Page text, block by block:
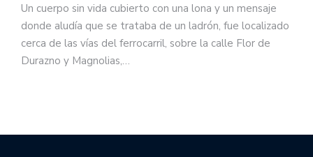
Un cuerpo sin vida cubierto con una lona y un mensaje
donde aludía que se trataba de un ladrón, fue localizado
cerca de las vías del ferrocarril, sobre la calle Flor de
Durazno y Magnolias,…